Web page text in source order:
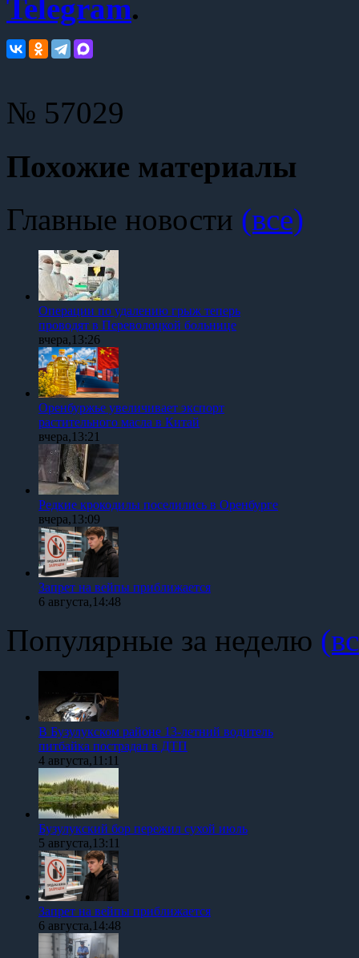
Telegram.
№ 57029
Похожие материалы
Главные новости (все)
Операции по удалению грыж теперь
проводят в Переволоцкой больнице
вчера,13:26
Оренбуржье увеличивает экспорт
растительного масла в Китай
вчера,13:21
Редкие крокодилы поселились в Оренбурге
вчера,13:09
Запрет на вейпы приближается
6 августа,14:48
Популярные за неделю
В Бузулукском районе 13-летний водитель
питбайка пострадал в ДТП
4 августа,11:11
Бузулукский бор пережил сухой июль
5 августа,13:11
Запрет на вейпы приближается
6 августа,14:48